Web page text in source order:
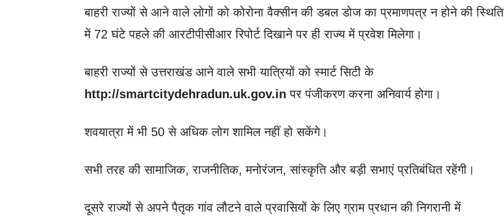
बाहरी राज्यों से आने वाले लोगों को कोरोना वैक्सीन की डबल डोज का प्रमाणपत्र न होने की स्थिति
में 72 घंटे पहले की आरटीपीसीआर रिपोर्ट दिखाने पर ही राज्य में प्रवेश मिलेगा।
बाहरी राज्यों से उत्तराखंड आने वाले सभी यात्रियों को स्मार्ट सिटी के
http://smartcitydehradun.uk.gov.in पर पंजीकरण करना अनिवार्य होगा।
शवयात्रा में भी 50 से अधिक लोग शामिल नहीं हो सकेंगे।
सभी तरह की सामाजिक, राजनीतिक, मनोरंजन, सांस्कृति और बड़ी सभाएं प्रतिबंधित रहेंगी।
दूसरे राज्यों से अपने पैतृक गांव लौटने वाले प्रवासियों के लिए ग्राम प्रधान की निगरानी में